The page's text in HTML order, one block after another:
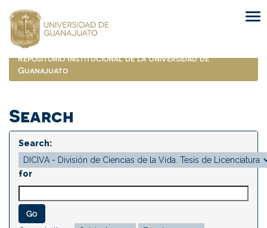
navigation
Repositorio Institucional de la Universidad de
Guanajuato
Search
Search:
for